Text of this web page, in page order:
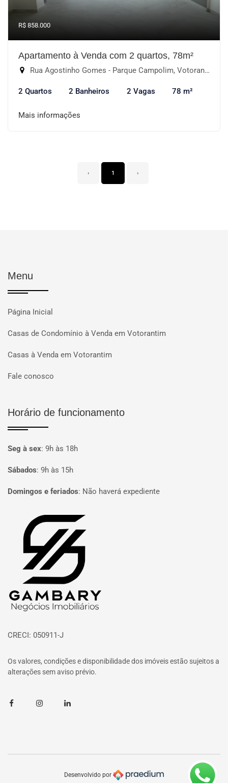
R$ 858.000
Apartamento à Venda com 2 quartos, 78m²
Rua Agostinho Gomes - Parque Campolim, Votorantim-SP
2 Quartos 2 Banheiros 2 Vagas 78 m²
Mais informações
‹ 1 ›
Menu
Página Inicial
Casas de Condomínio à Venda em Votorantim
Casas à Venda em Votorantim
Fale conosco
Horário de funcionamento
Seg à sex: 9h às 18h
Sábados: 9h às 15h
Domingos e feriados: Não haverá expediente
Página inicial
CRECI: 050911-J
Os valores, condições e disponibilidade dos imóveis estão sujeitos a
alterações sem aviso prévio.
FacebookInstagramLinkedin
Desenvolvido por